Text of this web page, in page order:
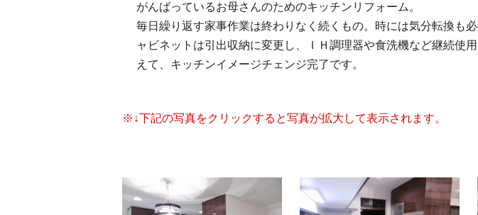
がんばっているお母さんのためのキッチンリフォーム。
毎日繰り返す家事作業は終わりなく続くもの。時には気分転換も
ャビネットは引出収納に変更し、ＩＨ調理器や食洗機など継続使
えて、キッチンイメージチェンジ完了です。
※↓下記の写真をクリックすると写真が拡大して表示されます。